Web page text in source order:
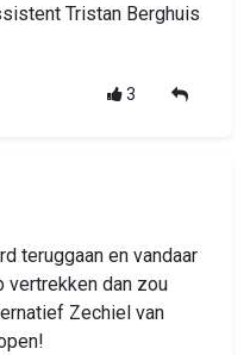
Tristan Berghuis
3
teruggaan en vandaar
vertrekken dan zou
Zechiel van